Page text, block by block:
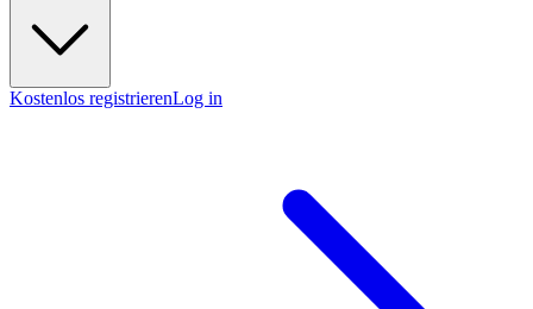
Kostenlos registrierenLog in